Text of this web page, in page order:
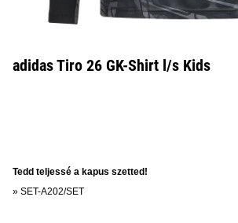
adidas Tiro 26 GK-Shirt l/s Kids
Tedd teljessé a kapus szetted!
» SET-A202/SET